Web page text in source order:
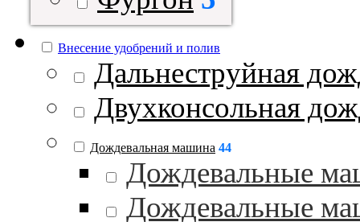
Внесение удобрений и полив
Дальнеструйная
Двухконсольная
Дождевальная машина 44
Дождевальные
Дождевальные